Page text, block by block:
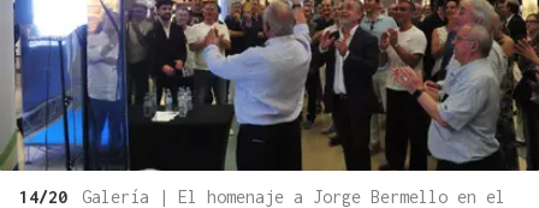
14/20
Galería | El homenaje a Jorge Bermello en el